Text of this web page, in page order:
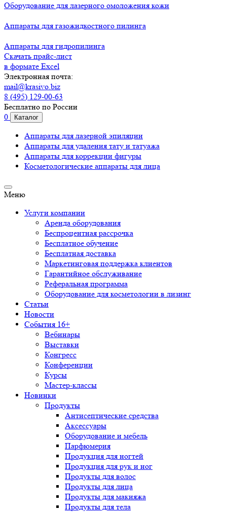
Оборудование для лазерного омоложения кожи
Аппараты для газожидкостного пилинга
Аппараты для гидропилинга
Скачать прайс-лист
в формате Excel
Электронная почта:
mail@krasivo.biz
8 (495) 129-00-63
Бесплатно по России
0
Каталог
Аппараты для лазерной эпиляции
Аппараты для удаления тату и татуажа
Аппараты для коррекции фигуры
Косметологические аппараты для лица
Меню
Услуги компании
Аренда оборудования
Беспроцентная рассрочка
Бесплатное обучение
Бесплатная доставка
Маркетинговая поддержка клиентов
Гарантийное обслуживание
Реферальная программа
Оборудование для косметологии в лизинг
Статьи
Новости
События 16+
Вебинары
Выставки
Конгресс
Конференции
Курсы
Мастер-классы
Новинки
Продукты
Антисептические средства
Аксессуары
Оборудование и мебель
Парфюмерия
Продукция для ногтей
Продукция для рук и ног
Продукты для волос
Продукты для лица
Продукты для макияжа
Продукты для тела